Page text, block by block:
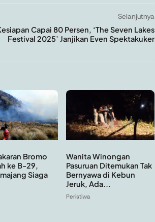
Selanjutnya
Capai 80 Persen, ‘The Seven Lakes
Festival 2025’ Janjikan Even Spektakuker
Bromo
ke B-29,
Siaga
Wanita Winongan
Pasuruan Ditemukan Tak
Bernyawa di Kebun
Jeruk, Ada...
Peristiwa